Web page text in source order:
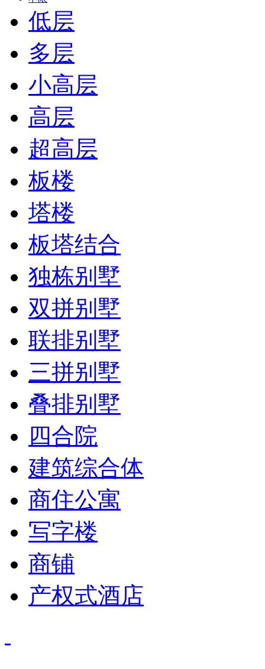
低层
多层
小高层
高层
超高层
板楼
塔楼
板塔结合
独栋别墅
双拼别墅
联排别墅
三拼别墅
叠排别墅
四合院
建筑综合体
商住公寓
写字楼
商铺
产权式酒店